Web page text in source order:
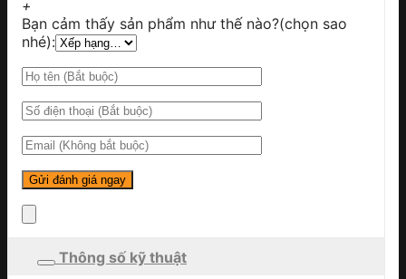
+
Bạn cảm thấy sản phẩm như thế nào?(chọn sao
nhé):
Thông số kỹ thuật